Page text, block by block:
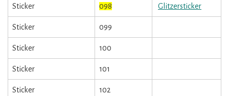
Sticker 098 Glitzersticker
Sticker 099
Sticker 100
Sticker 101
Sticker 102